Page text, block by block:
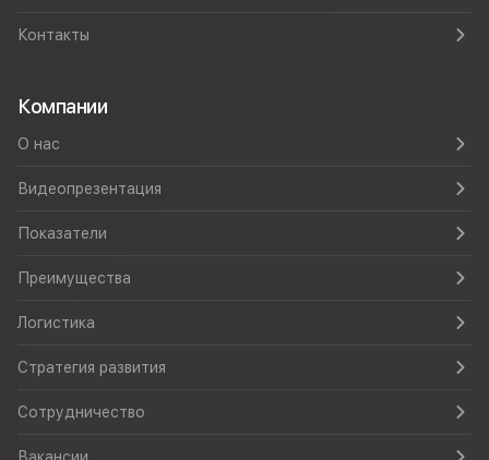
Контакты
Компании
О нас
Видеопрезентация
Показатели
Преимущества
Логистика
Стратегия развития
Сотрудничество